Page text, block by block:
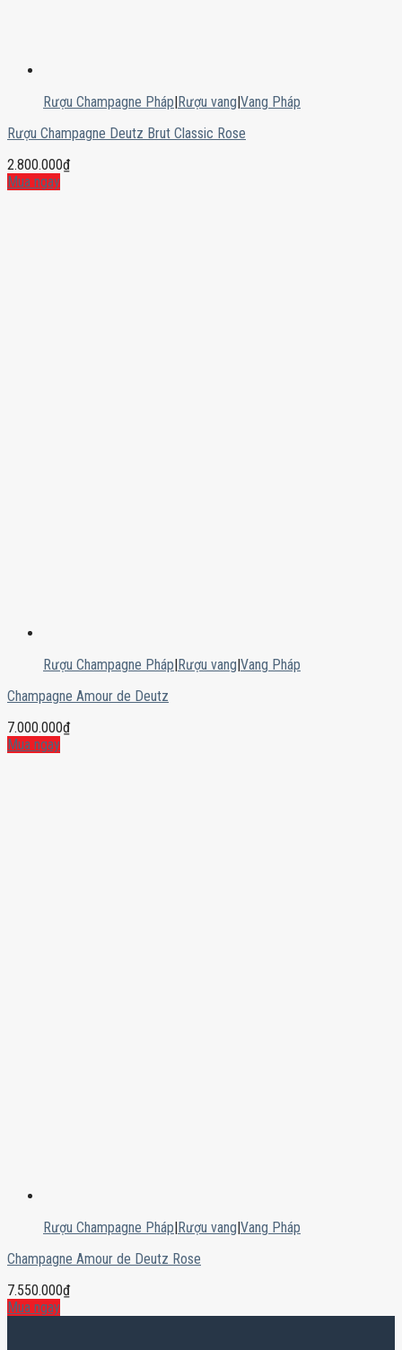
Rượu Champagne Pháp|Rượu vang|Vang Pháp
Rượu Champagne Deutz Brut Classic Rose
2.800.000₫
Mua ngay
Rượu Champagne Pháp|Rượu vang|Vang Pháp
Champagne Amour de Deutz
7.000.000₫
Mua ngay
Rượu Champagne Pháp|Rượu vang|Vang Pháp
Champagne Amour de Deutz Rose
7.550.000₫
Mua ngay